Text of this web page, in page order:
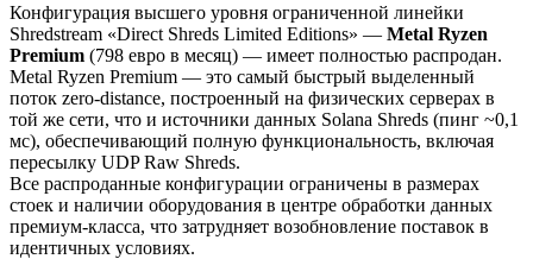
Конфигурация высшего уровня ограниченной линейки
Shredstream «Direct Shreds Limited Editions» — Metal Ryzen
Premium (798 евро в месяц) — имеет полностью распродан.
Metal Ryzen Premium — это самый быстрый выделенный
поток zero-distance, построенный на физических серверах в
той же сети, что и источники данных Solana Shreds (пинг ~0,1
мс), обеспечивающий полную функциональность, включая
пересылку UDP Raw Shreds.
Все распроданные конфигурации ограничены в размерах
стоек и наличии оборудования в центре обработки данных
премиум-класса, что затрудняет возобновление поставок в
идентичных условиях.